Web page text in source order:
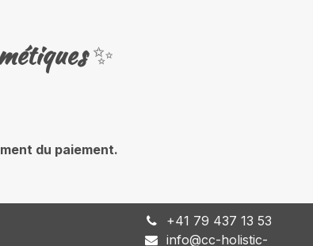
✨
du paiement.
+41 79 437 13 53
info@cc-holistic-